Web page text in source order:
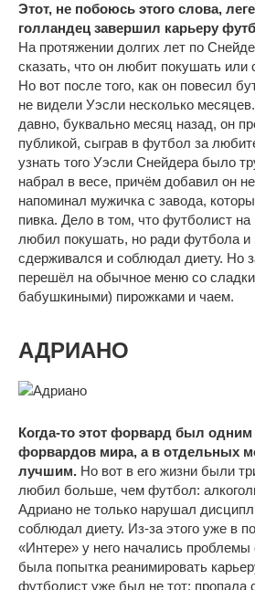
Этот, не побоюсь этого слова,
голландец завершил карьеру
На протяжении долгих лет по
сказать, что он любит покушать или
Но вот после того, как он повесил
не видели Уэсли несколько
давно, буквально месяц назад, он
публикой, сыграв в футбол за
узнать того Уэсли Снейдера было
набрал в весе, причём добавил он
напоминал мужичка с завода,
пивка. Дело в том, что футболист
любил покушать, но ради футбола и
сдерживался и соблюдал диету. Но
перешёл на обычное меню со
бабушкиными) пирожками и чаем.
АДРИАНО
Когда-то этот форвард был
форвардов мира, а в отдельных
лучшим. Но вот в его жизни были
любил больше, чем футбол:
Адриано не только нарушал
соблюдал диету. Из-за этого уже в
«Интере» у него начались
была попытка реанимировать
футболист уже был не тот: пропала